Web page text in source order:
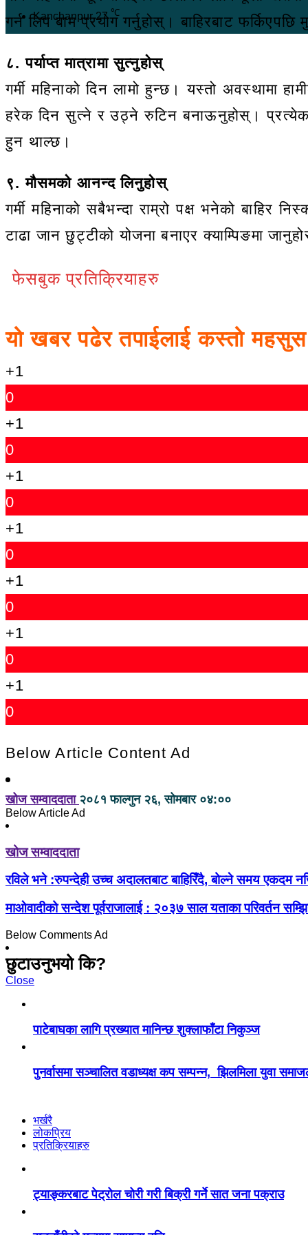
Kanchanpur 27℃
गर्न लिप बाम प्रयोग गर्नुहोस्। बाहिरबाट फर्किएपछि
८. पर्याप्त मात्रामा सुत्नुहोस्
गर्मी महिनाको दिन लामो हुन्छ। यस्तो अवस्थामा
हरेक दिन सुत्ने र उठ्ने रुटिन बनाऊनुहोस्। प्रत्येक
हुन थाल्छ।
९. मौसमको आनन्द लिनुहोस्
गर्मी महिनाको सबैभन्दा राम्रो पक्ष भनेको बाहिर
टाढा जान छुट्टीको योजना बनाएर क्याम्पिङमा
फेसबुक प्रतिक्रियाहरु
यो खबर पढेर तपाईलाई कस्तो
+1
0
+1
0
+1
0
+1
0
+1
0
+1
0
+1
0
Below Article Content Ad
खोज सम्वाददाता २०८१ फाल्गुन २६, सोमबार ०४:००
Below Article Ad
खोज सम्वाददाता
रविले भने :रुपन्देही उच्च अदालतबाट बाहिरिँदै, बोल्ने समय एकदम
माओवादीको सन्देश पूर्वराजालाई : २०३७ साल यताका परिवर्तन
Below Comments Ad
छुटाउनुभयो कि?
Close
पाटेबाघका लागि प्रख्यात मानिन्छ शुक्लाफाँटा निकुञ्ज
पुनर्वासमा सञ्चालित वडाध्यक्ष कप सम्पन्न, झिलमिला युवा
भर्खरै
लोकप्रिय
प्रतिक्रियाहरु
ट्याङ्करबाट पेट्रोल चोरी गरी बिक्री गर्ने सात जना पक्राउ